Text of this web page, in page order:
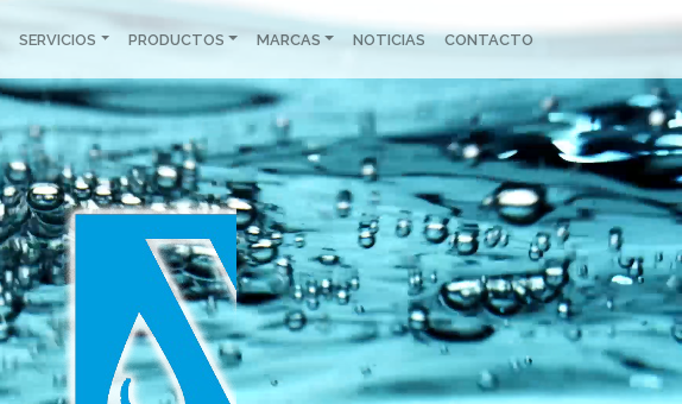
SERVICIOS PRODUCTOS MARCAS NOTICIAS CONTACTO